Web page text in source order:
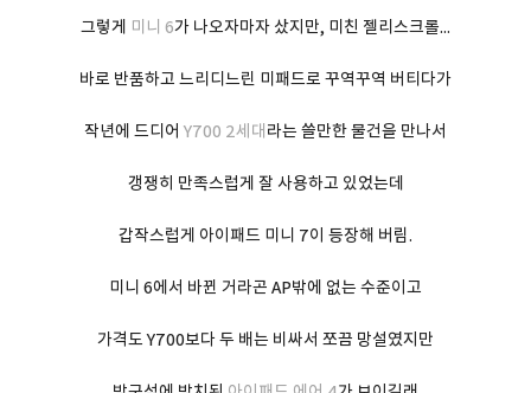
그렇게 미니 6가 나오자마자 샀지만, 미친 젤리스크롤...
바로 반품하고 느리디느린 미패드로 꾸역꾸역 버티다가
작년에 드디어 Y700 2세대라는 쓸만한 물건을 만나서
갱쟁히 만족스럽게 잘 사용하고 있었는데
갑작스럽게 아이패드 미니 7이 등장해 버림.
미니 6에서 바뀐 거라곤 AP밖에 없는 수준이고
가격도 Y700보다 두 배는 비싸서 쪼끔 망설였지만